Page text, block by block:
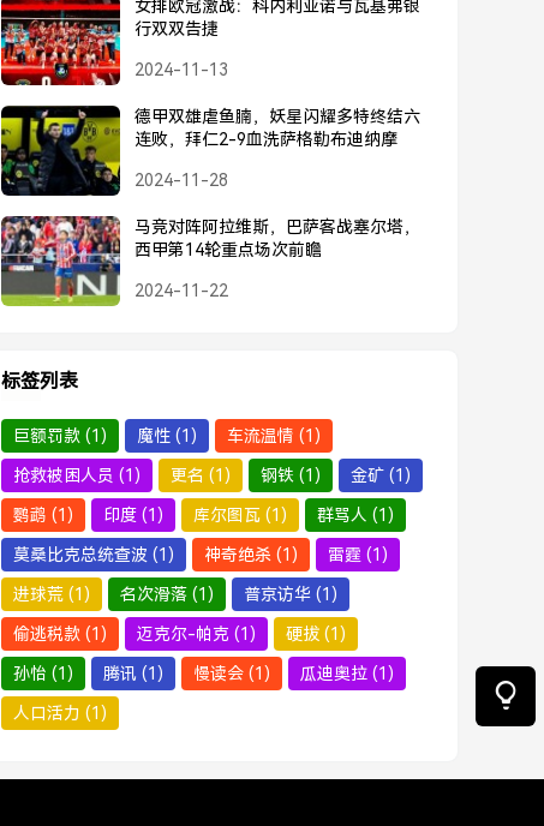
女排欧冠激战：科内利亚诺与瓦基弗银
行双双告捷
2024-11-13
德甲双雄虐鱼腩，妖星闪耀多特终结六
连败，拜仁2-9血洗萨格勒布迪纳摩
2024-11-28
马竞对阵阿拉维斯，巴萨客战塞尔塔，
西甲第14轮重点场次前瞻
2024-11-22
标签列表
巨额罚款 (1) 魔性 (1) 车流温情 (1)
抢救被困人员 (1) 更名 (1) 钢铁 (1) 金矿 (1)
鹦鹉 (1) 印度 (1) 库尔图瓦 (1) 群骂人 (1)
莫桑比克总统查波 (1) 神奇绝杀 (1) 雷霆 (1)
进球荒 (1) 名次滑落 (1) 普京访华 (1)
偷逃税款 (1) 迈克尔-帕克 (1) 硬拔 (1)
孙怡 (1) 腾讯 (1) 慢读会 (1) 瓜迪奥拉 (1)
人口活力 (1)